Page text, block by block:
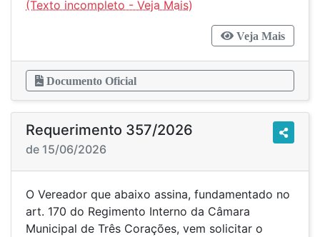
Veja Mais
Documento Oficial
Requerimento 357/2026
de 15/06/2026
O Vereador que abaixo assina, fundamentado no
art. 170 do Regimento Interno da Câmara
Municipal de Três Corações, vem solicitar o